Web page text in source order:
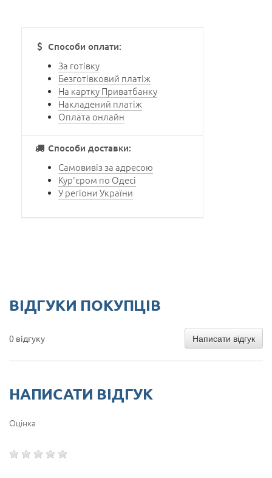
Способи оплати:
За готівку
Безготівковий платіж
На картку Приватбанку
Накладений платіж
Оплата онлайн
Способи доставки:
Самовивіз за адресою
Кур'єром по Одесі
У регіони України
ВІДГУКИ ПОКУПЦІВ
0 відгуку Написати відгук
НАПИСАТИ ВІДГУК
Оцінка